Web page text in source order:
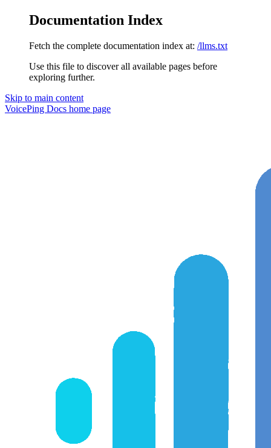
Documentation Index
Fetch the complete documentation index at: /llms.txt
Use this file to discover all available pages before
exploring further.
Skip to main content
VoicePing Docs home page